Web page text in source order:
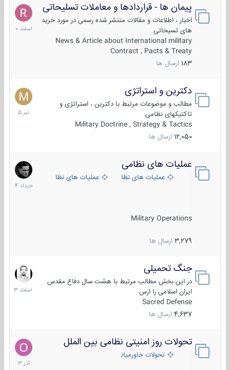
پیمان ها - قراردادها و معاملات تسلیحاتی
اخبار ، اطلاعات و مقالات منتشر شده رسمی در مورد خرید
های تسیحاتی
News & Article about International military
Contract , Pacts & Treaty
183 ارسال ها
7
اسفند
1400
دکترین و استراتژی
مطالب و موضوعات مرتبط با دکترین ، استراتژی و
تاکتیکهای نظامی
Military Doctrine , Strategy & Tactics
12,050 ارسال ها
27
تیر
1405
عملیات های نظامی
عملیات های نظامی ایرانعملیات های نظامی خارجی
Military Operations
3,279 ارسال ها
5
خرداد
1404
جنگ تحمیلی
در این بخش مطالب مرتبط با هشت سال دفاع مقدس
ایران اسلامی را ارس
Sacred Defense
4,637 ارسال ها
20
اسفند
1403
تحولات روز امنیتی نظامی بین الملل
تحولات خاورمیانه
21
آذر
1403